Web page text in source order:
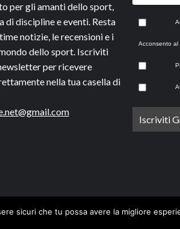
per gli amanti dello sport,
di discipline e eventi. Resta
notizie, le recensioni e i
dello sport. Iscriviti
per ricevere
nella tua casella di
Acconsento al
sicuri che tu possa avere la migliore